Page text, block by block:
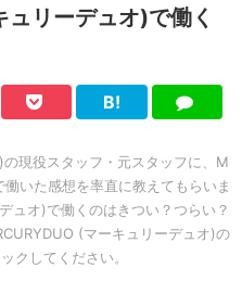
リーデュオ)で働く
Pocket
B!
は
ブ
LINE
現役スタッフ・元スタッフに、M
いた感想を率直に教えてもらいま
ュオ)で働くのはきつい？つらい？
(マーキュリーデュオ)の
クしてください。